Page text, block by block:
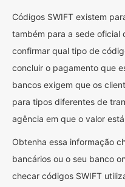
Códigos SWIFT existem
também para a sede oficial
confirmar qual tipo de
concluir o pagamento que
bancos exigem que os
para tipos diferentes de
agência em que o valor
Obtenha essa informação
bancários ou o seu banco
checar códigos SWIFT